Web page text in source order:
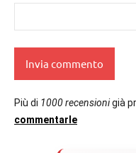
Più di 1000 recensionigià
commentarle